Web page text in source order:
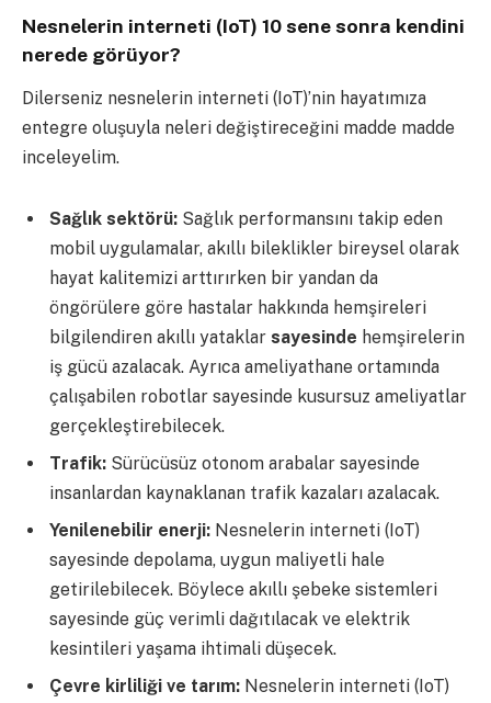
Nesnelerin interneti (IoT) 10 sene sonra kendini
nerede görüyor?
Dilerseniz nesnelerin interneti (IoT)’nin hayatımıza
entegre oluşuyla neleri değiştireceğini madde madde
inceleyelim.
Sağlık sektörü: Sağlık performansını takip eden
mobil uygulamalar, akıllı bileklikler bireysel olarak
hayat kalitemizi arttırırken bir yandan da
öngörülere göre hastalar hakkında hemşireleri
bilgilendiren akıllı yataklar sayesinde hemşirelerin
iş gücü azalacak. Ayrıca ameliyathane ortamında
çalışabilen robotlar sayesinde kusursuz ameliyatlar
gerçekleştirebilecek.
Trafik: Sürücüsüz otonom arabalar sayesinde
insanlardan kaynaklanan trafik kazaları azalacak.
Yenilenebilir enerji: Nesnelerin interneti (IoT)
sayesinde depolama, uygun maliyetli hale
getirilebilecek. Böylece akıllı şebeke sistemleri
sayesinde güç verimli dağıtılacak ve elektrik
kesintileri yaşama ihtimali düşecek.
Çevre kirliliği ve tarım: Nesnelerin interneti (IoT)